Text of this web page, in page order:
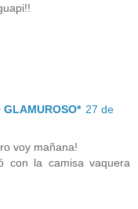
GLAMUROSO* 27 de
voy mañana!
con la camisa vaquera